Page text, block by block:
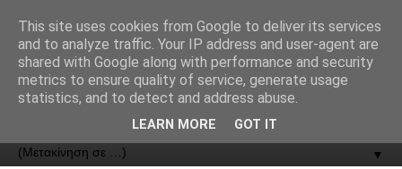
ΟΔΟΣ
▼
This site uses cookies from Google to deliver its services
and to analyze traffic. Your IP address and user-agent are
shared with Google along with performance and security
metrics to ensure quality of service, generate usage
statistics, and to detect and address abuse.
LEARN MORE GOT IT